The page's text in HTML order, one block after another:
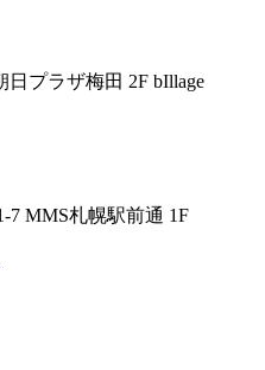
プラザ梅田 2F bIllage
7 MMS札幌駅前通 1F